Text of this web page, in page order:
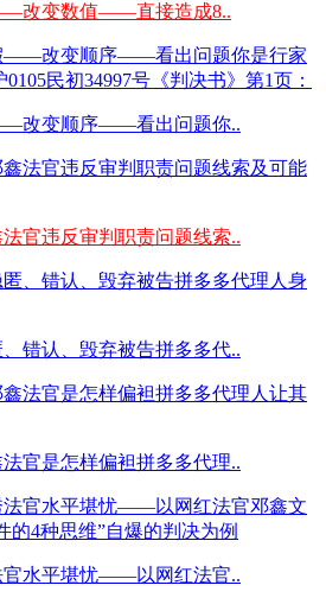
改变数值——直接造成8..
改变顺序——看出问题你..
官违反审判职责问题线索..
错认、毁弃被告拼多多代..
官是怎样偏袒拼多多代理..
官水平堪忧——以网红法官..